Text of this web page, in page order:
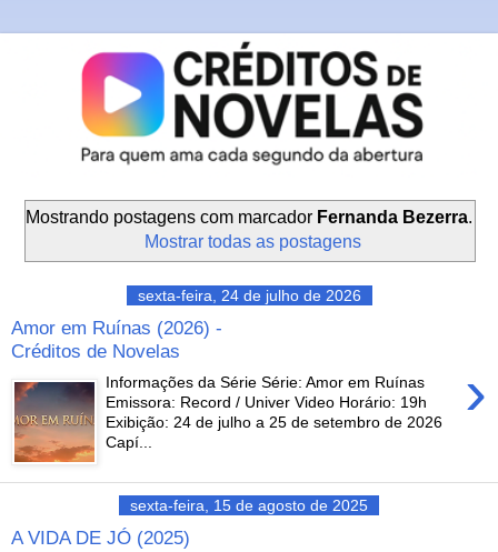
Mostrando postagens com marcador Fernanda Bezerra.
Mostrar todas as postagens
sexta-feira, 24 de julho de 2026
Amor em Ruínas (2026) -
Créditos de Novelas
›
Informações da Série Série: Amor em Ruínas
Emissora: Record / Univer Video Horário: 19h
Exibição: 24 de julho a 25 de setembro de 2026
Capí...
sexta-feira, 15 de agosto de 2025
A VIDA DE JÓ (2025)